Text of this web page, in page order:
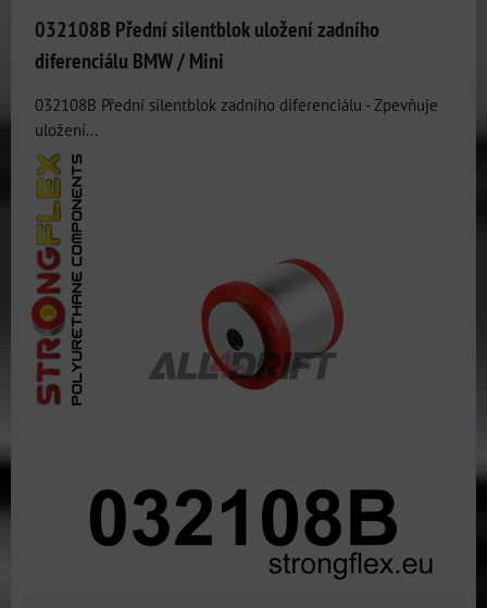
032108B Přední silentblok uložení zadního
diferenciálu BMW / Mini
032108B Přední silentblok zadního diferenciálu - Zpevňuje
uložení...